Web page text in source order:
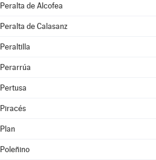
Peralta de Alcofea
Peralta de Calasanz
Peraltilla
Perarrúa
Pertusa
Piracés
Plan
Poleñino